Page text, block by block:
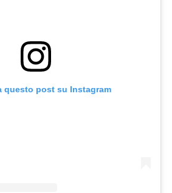
questo post su Instagram